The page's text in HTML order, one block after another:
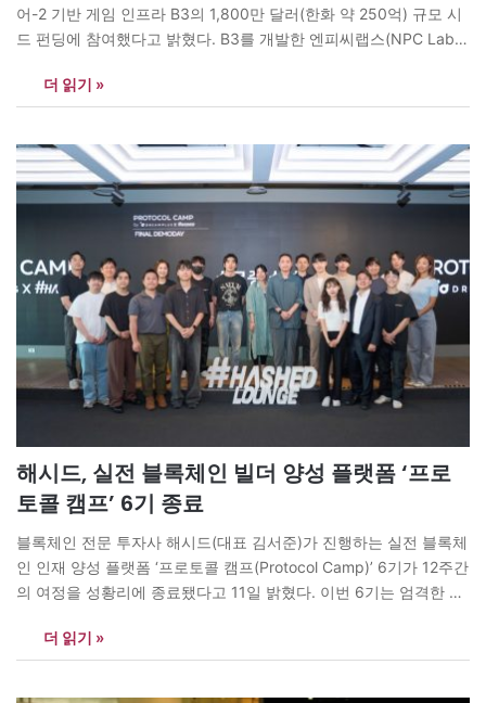
어-2 기반 게임 인프라 B3의 1,800만 달러(한화 약 250억) 규모 시
드 펀딩에 참여했다고 밝혔다. B3를 개발한 엔피씨랩스(NPC Labs)
290억) 투자를 받았다. 해당 시드 펀딩은 미국 기반 디지털 자산 투
자사 판테라(Pantera)가 주도했으며, 국내 블록체인…
더 읽기 »
해시드, 실전 블록체인 빌더 양성 플랫폼 ‘프로
토콜 캠프’ 6기 종료
블록체인 전문 투자사 해시드(대표 김서준)가 진행하는 실전 블록체
인 인재 양성 플랫폼 ‘프로토콜 캠프(Protocol Camp)’ 6기가 12주간
의 여정을 성황리에 종료됐다고 11일 밝혔다. 이번 6기는 엄격한 심
8명은 두 팀을 형성했고, 나머지 2명은 기존 팀으로 개발을 진행하
여 총 3팀이 활동했다. 참가자들은 과거…
더 읽기 »